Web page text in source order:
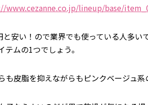
www.cezanne.co.jp/lineup/base/
と安い！ので業界でも使っている人多い
テムの1つでしょう。
も皮脂を抑えながらもピンクベージュ系